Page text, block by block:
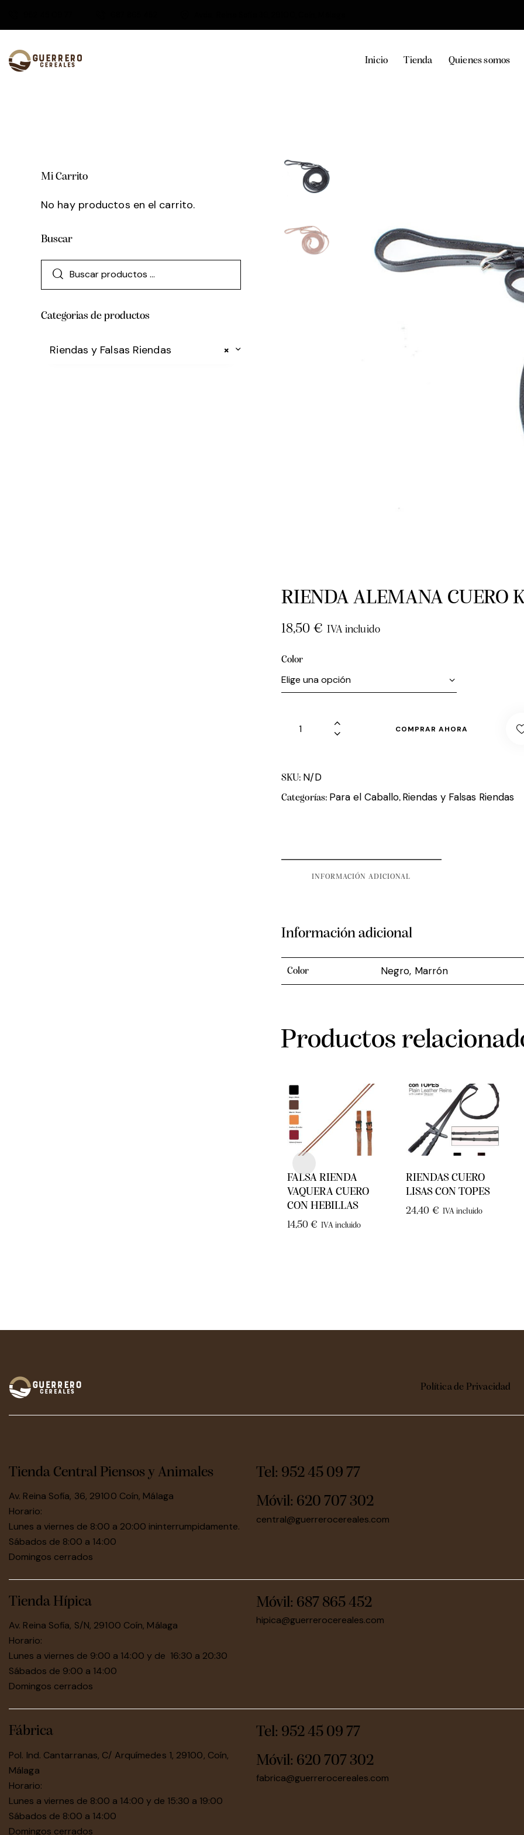
Inicio Tienda Quienes somos
RIENDA ALEMANA CUERO
18,50 € IVA incluido
Color
COMPRAR AHORA
SKU: N/D
Categorías: Para el Caballo, Riendas y Falsas Riendas
INFORMACIÓN ADICIONAL
Información adicional
Color Negro, Marrón
Productos
FALSA RIENDA
VAQUERA CUERO
CON HEBILLAS
14,50€ IVA incluido
RIENDAS CUERO
LISAS CON TOPES
24,40 € IVA incluido
Mi Carrito
No hay productos en el carrito.
Buscar
Categorias de productos
×
Riendas y Falsas Riendas
Política de Privacidad
Tienda Central Piensos y Animales
Av. Reina Sofía, 36, 29100 Coín, Málaga
Horario:
Lunes a viernes de 8:00 a 20:00 ininterrumpidamente.
Sábados de 8:00 a 14:00
Domingos cerrados
Tel: 952 45 09 77
Móvil: 620 707 302
central@guerrerocereales.com
Tienda Hípica
Av. Reina Sofía, S/N, 29100 Coín, Málaga
Horario:
Lunes a viernes de 9:00 a 14:00 y de 16:30 a 20:30
Sábados de 9:00 a 14:00
Domingos cerrados
Móvil: 687 865 452
hipica@guerrerocereales.com
Fábrica
Pol. Ind. Cantarranas, C/ Arquímedes 1, 29100, Coín,
Málaga
Horario:
Lunes a viernes de 8:00 a 14:00 y de 15:30 a 19:00
Sábados de 8:00 a 14:00
Domingos cerrados
Tel: 952 45 09 77
Móvil: 620 707 302
fabrica@guerrerocereales.com